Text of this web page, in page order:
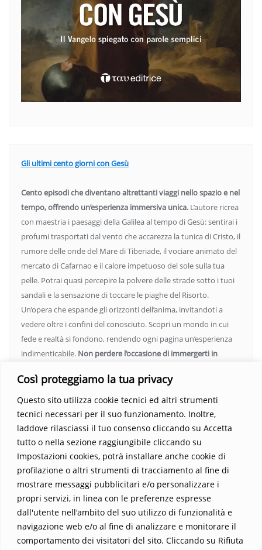
Così proteggiamo la tua privacy
Questo sito utilizza cookie tecnici ed altri strumenti
tecnici necessari per il suo funzionamento. Inoltre,
laddove rilasciassi il tuo consenso cliccando su Accetta
tutto o nella sezione raggiungibile cliccando su
Impostazioni cookies, potrà installare anche cookie di
profilazione o altri strumenti di tracciamento al fine di
mostrare messaggi pubblicitari e/o personalizzare i
propri servizi, in linea con le preferenze espresse
dall'utente nell'ambito del suo utilizzo di funzionalità e
navigazione web e/o al fine di analizzare e monitorare il
comportamento dei visitatori del sito. Cliccando su Rifiuta
Gli ultimi cento giorni con Gesù
Cento episodi che diventano altrettanti viaggi nello spazio e nel
tempo, offrendo un’esperienza immersiva unica. L’autore ricrea
con maestria i paesaggi della Galilea al tempo di Gesù: sentirai i
profumi trasportati dal vento che accarezza la tunica di Cristo, il
rumore delle onde del Mare di Tiberiade, il vociare animato del
mercato di Cafarnao e il calore impetuoso del sole sulla tua
pelle. Potrai quasi percepire la polvere delle strade sotto i tuoi
sandali e la sensazione di toccare le piaghe del Risorto.
Un’opera che espande gli orizzonti dell’anima, invitandoti a
vedere oltre i confini del conosciuto. Scopri un mondo in cui
fede e realtà si fondono, rendendo ogni pagina un’esperienza
indimenticabile. Non perdere l’occasione di immergerti in
Parola trasformi la tua vita.
Home Contatti
Sostieni La Buona Parola – dona 5 €, 10 €, 25 €… il tuo contributo
conta